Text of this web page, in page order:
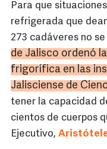
Para que
refrigerada que
273 cadáveres no
de Jalisco ordenó
frigorífica en las
Jalisciense de
tener la capacidad
cientos de cuerpos
Ejecutivo,